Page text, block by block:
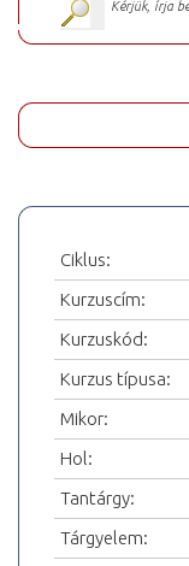
Kérjük, írja
Ciklus:
Kurzuscím:
Kurzuskód:
Kurzus típusa:
Mikor:
Hol:
Tantárgy:
Tárgyelem: